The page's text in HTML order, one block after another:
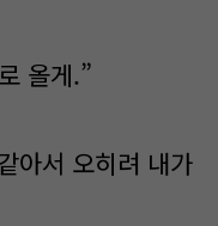
올게.”
아서 오히려 내가